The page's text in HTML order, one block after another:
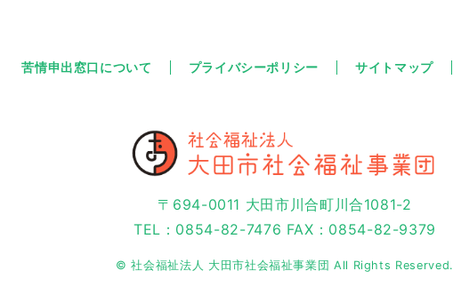
苦情申出窓口について プライバシーポリシー サイトマップ
〒694-0011 大田市川合町川合1081-2
TEL：0854-82-7476 FAX：0854-82-9379
© 社会福祉法人 大田市社会福祉事業団 All Rights Reserved.